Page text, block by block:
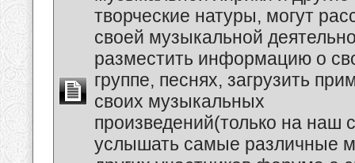
творческие натуры, могут
своей музыкальной
разместить информацию о
группе, песнях, загрузить
своих музыкальных
произведений(только на наш
услышать самые различные